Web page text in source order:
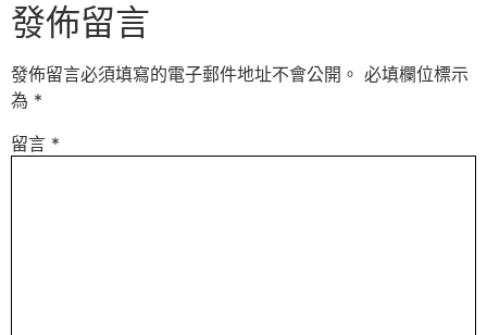
發佈留言
發佈留言必須填寫的電子郵件地址不會公開。 必填欄位標示
為 *
留言 *